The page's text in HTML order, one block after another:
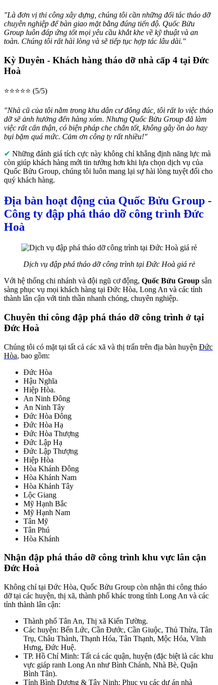
"Là đơn vị thi công xây dựng, chúng tôi cần những đối tác tháo dỡ
chuyên nghiệp để bàn giao mặt bằng đúng tiến độ. Quốc Bửu
Group luôn đáp ứng tốt mọi yêu cầu khắt khe về kỹ thuật và an
toàn. Chúng tôi rất hài lòng và sẽ tiếp tục hợp tác lâu dài."
Kỳ Duyên - Khách hàng tháo dỡ nhà cấp 4 tại Đức
Hoà
⭐⭐⭐⭐⭐ (5/5)
"Nhà cũ của tôi nằm trong khu dân cư đông đúc, tôi rất lo việc tháo
dỡ sẽ ảnh hưởng đến hàng xóm. Nhưng Quốc Bửu Group đã làm
việc rất cẩn thận, có biện pháp che chắn tốt, không gây ồn ào hay
bụi bặm quá mức. Cảm ơn công ty rất nhiều!"
✔ Những đánh giá tích cực này không chỉ khẳng định năng lực mà
còn giúp khách hàng mới tin tưởng hơn khi lựa chọn dịch vụ của
Quốc Bửu Group, chúng tôi luôn mang lại sự hài lòng tuyệt đối cho
quý khách hàng.
Địa bàn hoạt động của Quốc Bửu Group -
Công ty đập phá tháo dỡ công trình Đức
Hoà
Dịch vụ đập phá tháo dỡ công trình tại Đức Hoà giá rẻ
Với hệ thống chi nhánh và đội ngũ cơ động, Quốc Bửu Group sẵn
sàng phục vụ mọi khách hàng tại Đức Hòa, Long An và các tỉnh
thành lân cận với tinh thần nhanh chóng, chuyên nghiệp.
Chuyên thi công đập phá tháo dỡ công trình ở tại
Đức Hoà
Chúng tôi có mặt tại tất cả các xã và thị trấn trên địa bàn huyện Đức
Hòa, bao gồm:
Đức Hòa
Hậu Nghĩa
Hiệp Hòa.
An Ninh Đông
An Ninh Tây
Đức Hòa Đông
Đức Hòa Hạ
Đức Hòa Thượng
Đức Lập Hạ
Đức Lập Thượng
Hiệp Hòa
Hòa Khánh Đông
Hòa Khánh Nam
Hòa Khánh Tây
Lộc Giang
Mỹ Hạnh Bắc
Mỹ Hạnh Nam
Tân Mỹ
Tân Phú
Hòa Khánh
Nhận đập phá tháo dỡ công trình khu vực lân cận
Đức Hoà
Không chỉ tại Đức Hòa, Quốc Bửu Group còn nhận thi công tháo
dỡ tại các huyện, thị xã, thành phố khác trong tỉnh Long An và các
tỉnh thành lân cận:
Thành phố Tân An, Thị xã Kiến Tường.
Các huyện: Bến Lức, Cần Đước, Cần Giuộc, Thủ Thừa, Tân
Trụ, Châu Thành, Thạnh Hóa, Tân Thạnh, Mộc Hóa, Vĩnh
Hưng, Đức Huệ.
TP. Hồ Chí Minh: Tất cả các quận, huyện (đặc biệt là các khu
vực giáp ranh Long An như Bình Chánh, Nhà Bè, Quận
Bình Tân).
Tỉnh Bình Dương & Tây Ninh: Phục vụ các dự án nhà